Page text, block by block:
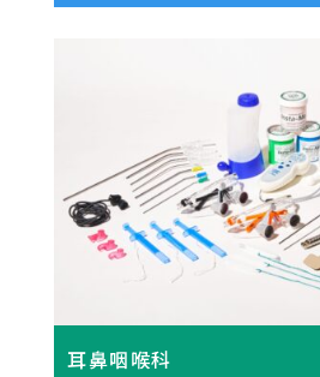
耳鼻咽喉科